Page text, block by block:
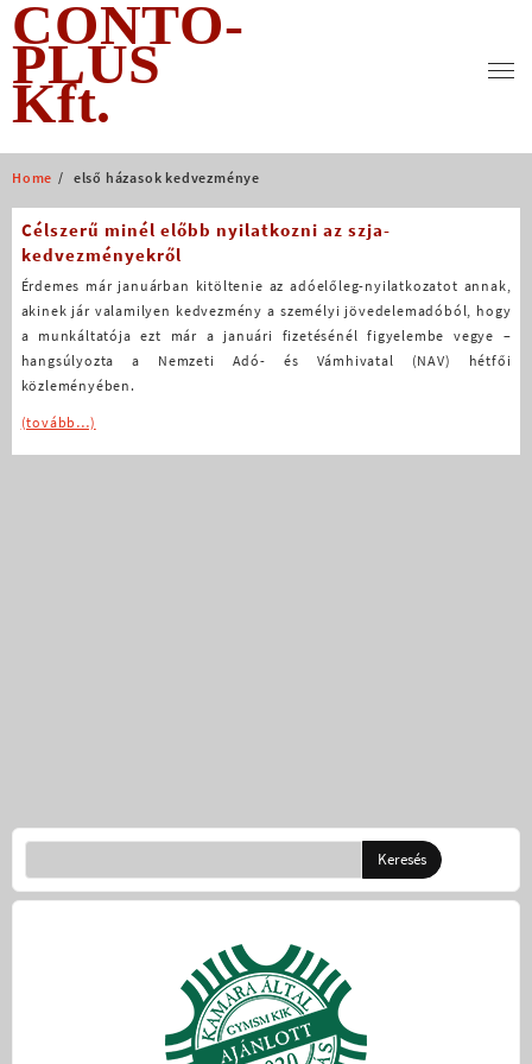
Skip
content
CONTO-
PLUS
Kft.
Home első házasok kedvezménye
Célszerű minél előbb nyilatkozni az szja-
kedvezményekről
Érdemes már januárban kitöltenie az adóelőleg-nyilatkozatot annak,
akinek jár valamilyen kedvezmény a személyi jövedelemadóból, hogy
a munkáltatója ezt már a januári fizetésénél figyelembe vegye –
hangsúlyozta a Nemzeti Adó- és Vámhivatal (NAV) hétfői
közleményében.
(tovább…)